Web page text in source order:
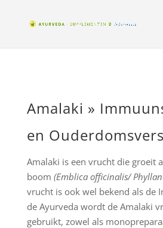
Amalaki »
en
Amalaki is een vrucht die groeit
boom (Emblica officinalis/
vrucht is ook wel bekend als de
de Ayurveda wordt de Amalaki
gebruikt, zowel als